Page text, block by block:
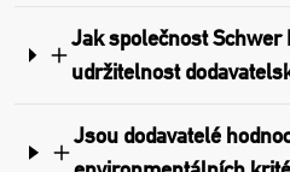
Jak společnost
udržitelnost
Jsou dodavatelé